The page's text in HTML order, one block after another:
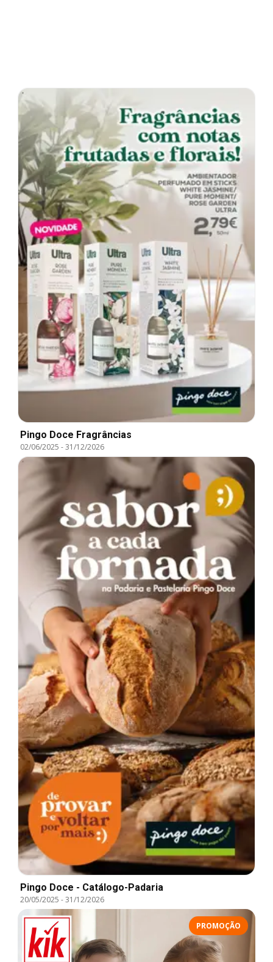
Pingo Doce Fragrâncias
02/06/2025 -31/12/2026
Pingo Doce - Catálogo-Padaria
20/05/2025 -31/12/2026
PROMOÇÃO